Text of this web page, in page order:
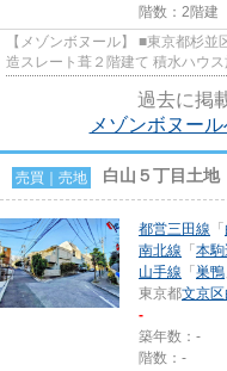
階数：2階建
【メゾンボヌール】 ■東京都杉並区和田1-11-15 ■2013年7月築 ■軽量鉄骨
造スレート葺２階建て 積水ハウス施工（シャーメゾン） 全戸南西向き【１K×３
過去に掲
メゾンボヌー
売買｜売地 白山５丁目土地
都営三田線 「
南北線 「 本駒
山手線 「 巣鴨
東京都文京区
-
築年数：-
階数：-